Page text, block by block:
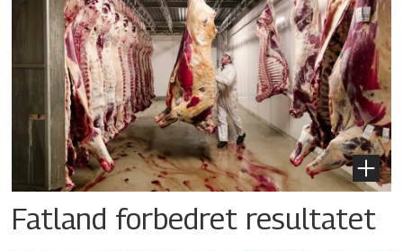
Fatland forbedret resultatet